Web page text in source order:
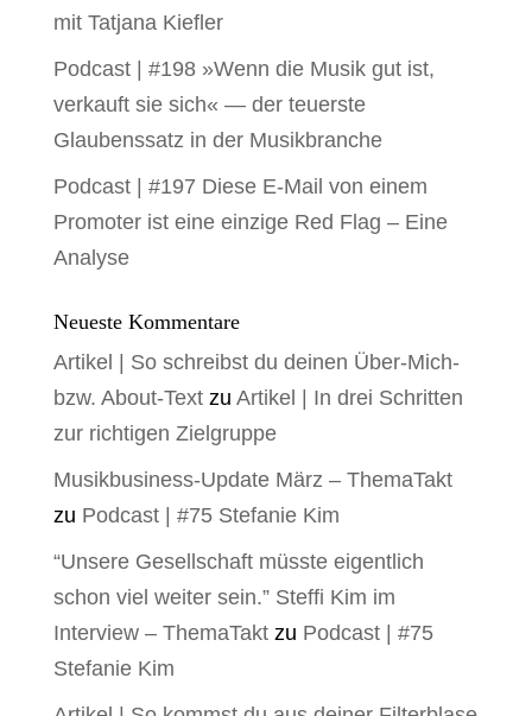
mit Tatjana Kiefler
Podcast | #198 »Wenn die Musik gut ist,
verkauft sie sich« — der teuerste
Glaubenssatz in der Musikbranche
Podcast | #197 Diese E-Mail von einem
Promoter ist eine einzige Red Flag – Eine
Analyse
Neueste Kommentare
Artikel | So schreibst du deinen Über-Mich-
bzw. About-Textzu Artikel | In drei Schritten
zur richtigen Zielgruppe
Musikbusiness-Update März – ThemaTakt
zu Podcast | #75 Stefanie Kim
“Unsere Gesellschaft müsste eigentlich
schon viel weiter sein.” Steffi Kim im
Interview – ThemaTaktzu Podcast | #75
Stefanie Kim